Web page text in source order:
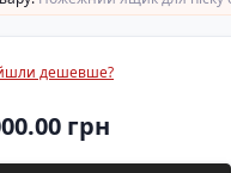
дешевше?
грн